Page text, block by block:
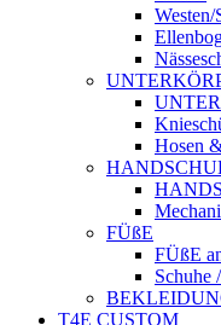
Westen/
Hosen
FÜßE
FÜßE
Schuhe
T4E CUSTOM